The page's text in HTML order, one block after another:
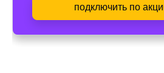
подключить по